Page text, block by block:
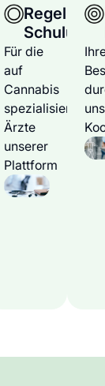
Für die
auf
Cannabis
spezialisierten
Ärzte
unserer
Plattform